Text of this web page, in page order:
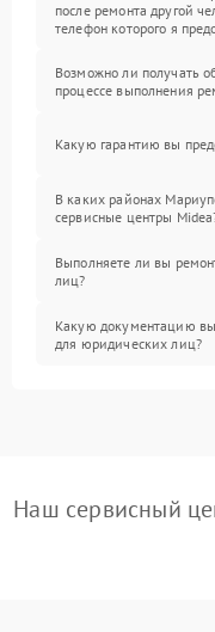
после ремонта другой
телефон которого я
Возможно ли получать
процессе выполнения
Какую гарантию вы
В каких районах
сервисные центры
Выполняете ли вы
лиц?
Какую документацию вы
для юридических лиц?
Наш сервисный